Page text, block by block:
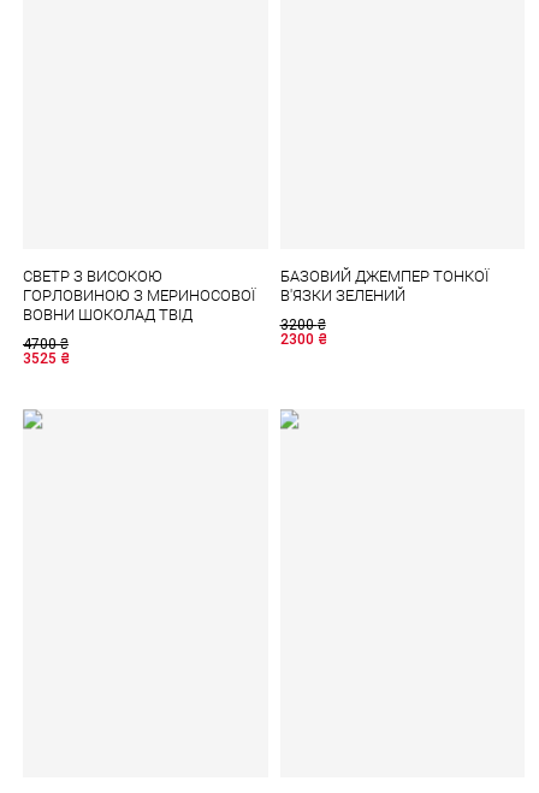
СВЕТР З ВИСОКОЮ
ГОРЛОВИНОЮ З МЕРИНОСОВОЇ
ВОВНИ ШОКОЛАД ТВІД
4700₴
3525 ₴
БАЗОВИЙ ДЖЕМПЕР ТОНКОЇ
В'ЯЗКИ ЗЕЛЕНИЙ
3200₴
2300 ₴